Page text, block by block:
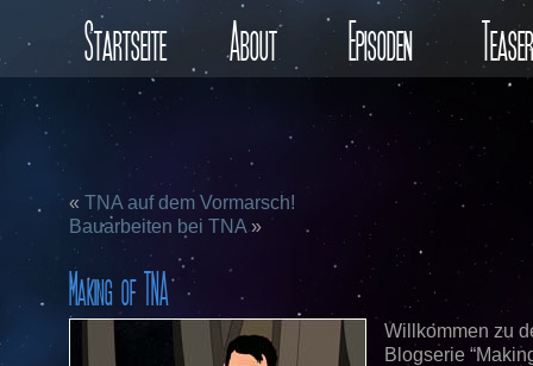
Startseite About Episoden Teaser
« TNA auf dem Vormarsch!
Bauarbeiten bei TNA »
Making of TNA
Willkommen zu
Blogserie